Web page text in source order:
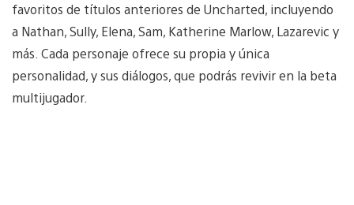
favoritos de títulos anteriores de Uncharted, incluyendo
a Nathan, Sully, Elena, Sam, Katherine Marlow, Lazarevic y
más. Cada personaje ofrece su propia y única
personalidad, y sus diálogos, que podrás revivir en la beta
multijugador.